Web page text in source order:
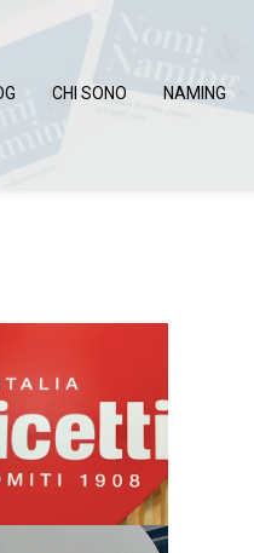
CHI SONO NAMING